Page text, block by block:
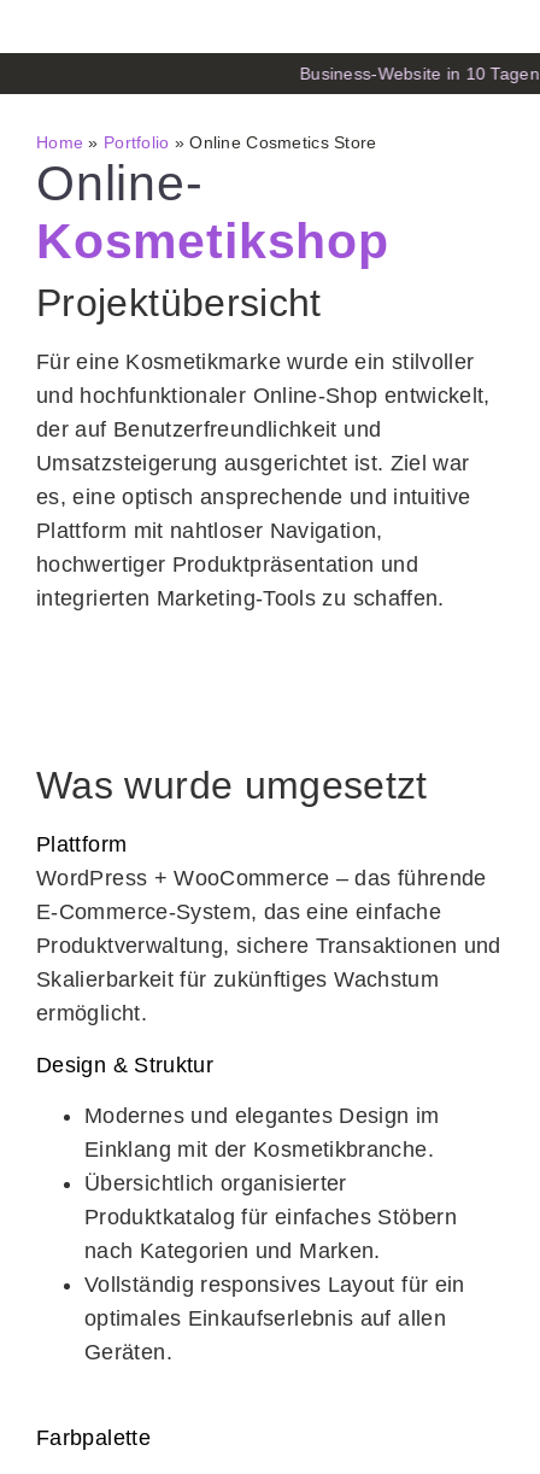
Business-Website in 10
Home » Portfolio »Online Cosmetics Store
Online-
Kosmetikshop
Projektübersicht
Für eine Kosmetikmarke wurde ein stilvoller
und hochfunktionaler Online-Shop entwickelt,
der auf Benutzerfreundlichkeit und
Umsatzsteigerung ausgerichtet ist. Ziel war
es, eine optisch ansprechende und intuitive
Plattform mit nahtloser Navigation,
hochwertiger Produktpräsentation und
integrierten Marketing-Tools zu schaffen.
Was wurde umgesetzt
Plattform
WordPress + WooCommerce – das führende
E-Commerce-System, das eine einfache
Produktverwaltung, sichere Transaktionen und
Skalierbarkeit für zukünftiges Wachstum
ermöglicht.
Design & Struktur
Modernes und elegantes Design im
Einklang mit der Kosmetikbranche.
Übersichtlich organisierter
Produktkatalog für einfaches Stöbern
nach Kategorien und Marken.
Vollständig responsives Layout für ein
optimales Einkaufserlebnis auf allen
Geräten.
Farbpalette